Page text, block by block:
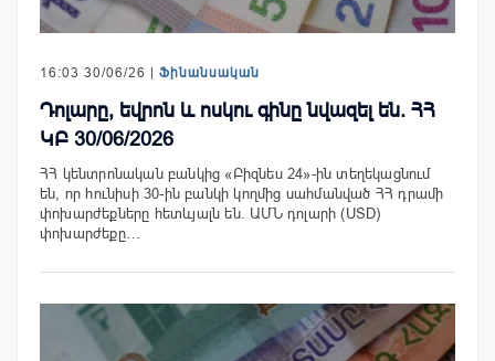
16:03 30/06/26 | Ֆինանսական
Դոլարը, եվրոն և ոսկու գինը նվազել են. ՀՀ
ԿԲ 30/06/2026
ՀՀ կենտրոնական բանկից «Բիզնես 24»-ին տեղեկացնում
են, որ հունիսի 30-ին բանկի կողմից սահմանված ՀՀ դրամի
փոխարժեքները հետևյալն են. ԱՄՆ դոլարի (USD)
փոխարժեքը…